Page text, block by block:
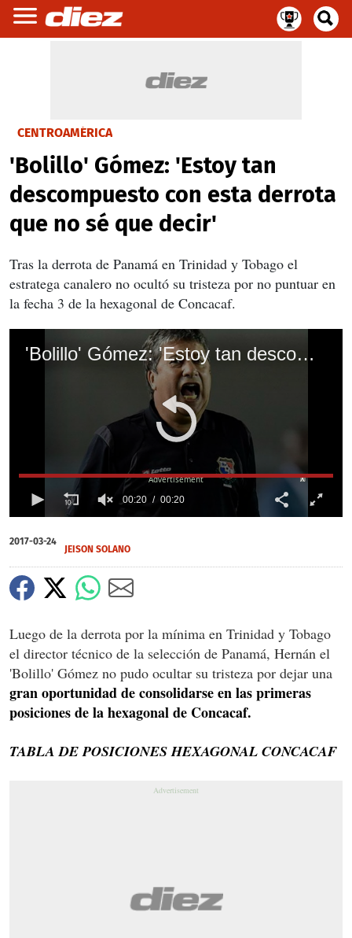
CENTROAMÉRICA
'Bolillo' Gómez: 'Estoy tan
descompuesto con esta derrota
que no sé que decir'
Tras la derrota de Panamá en Trinidad y Tobago el
estratega canalero no ocultó su tristeza por no puntuar en
la fecha 3 de la hexagonal de Concacaf.
'Bolillo' Gómez: 'Estoy tan descompuesto con esta derrota que no sé que decir'
of
20
00:20 00:20
X
2017-03-24
JEISON SOLANO
Luego de la derrota por la mínima en Trinidad y Tobago
el director técnico de la selección de Panamá, Hernán el
'Bolillo' Gómez no pudo ocultar su tristeza por dejar una
gran oportunidad de consolidarse en las primeras
posiciones de la hexagonal de Concacaf.
TABLA DE POSICIONES HEXAGONAL CONCACAF